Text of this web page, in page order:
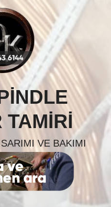
TAMIRI
VE BAKIMI